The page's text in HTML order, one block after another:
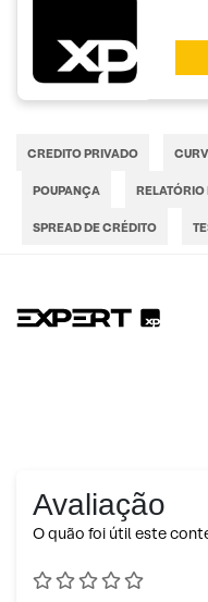
CREDITO PRIVADO
POUPANÇA
SPREAD DE CRÉDITO
Avaliação
O quão foi útil este